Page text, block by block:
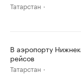
Татарстан
В аэропорту
рейсов
Татарстан